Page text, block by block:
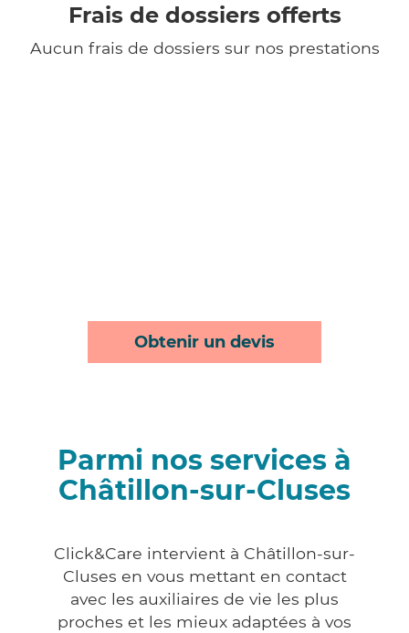
Frais de dossiers offerts
Aucun frais de dossiers sur nos prestations
Obtenir un devis
Parmi nos services à
Châtillon-sur-Cluses
Click&Care intervient à Châtillon-sur-
Cluses en vous mettant en contact
avec les auxiliaires de vie les plus
proches et les mieux adaptées à vos